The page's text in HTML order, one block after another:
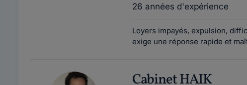
26 années d'expérience
Loyers impayés, expulsion,
exige une réponse rapide et
Cabinet HAIK